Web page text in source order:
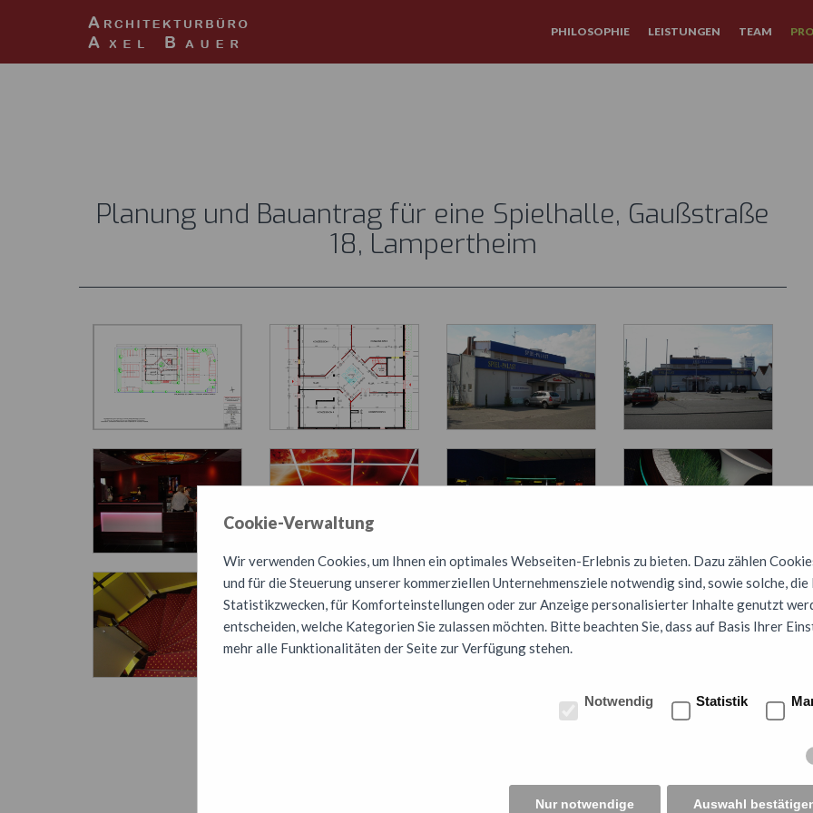
PHILOSOPHIE LEISTUNGEN TEAM
Du bist hier: Startseite
Planung und Bauantrag für eine Spielhalle, Gaußstraße
18, Lampertheim
Cookie-Verwaltung
Wir verwenden Cookies, um Ihnen ein optimales Webseiten-Erlebnis zu bieten. Dazu zählen
und für die Steuerung unserer kommerziellen Unternehmensziele notwendig sind, sowie solche, die
Statistikzwecken, für Komforteinstellungen oder zur Anzeige personalisierter Inhalte genutzt
entscheiden, welche Kategorien Sie zulassen möchten. Bitte beachten Sie, dass auf Basis Ihrer
mehr alle Funktionalitäten der Seite zur Verfügung stehen.
Notwendig Statistik
Nur notwendige Auswahl